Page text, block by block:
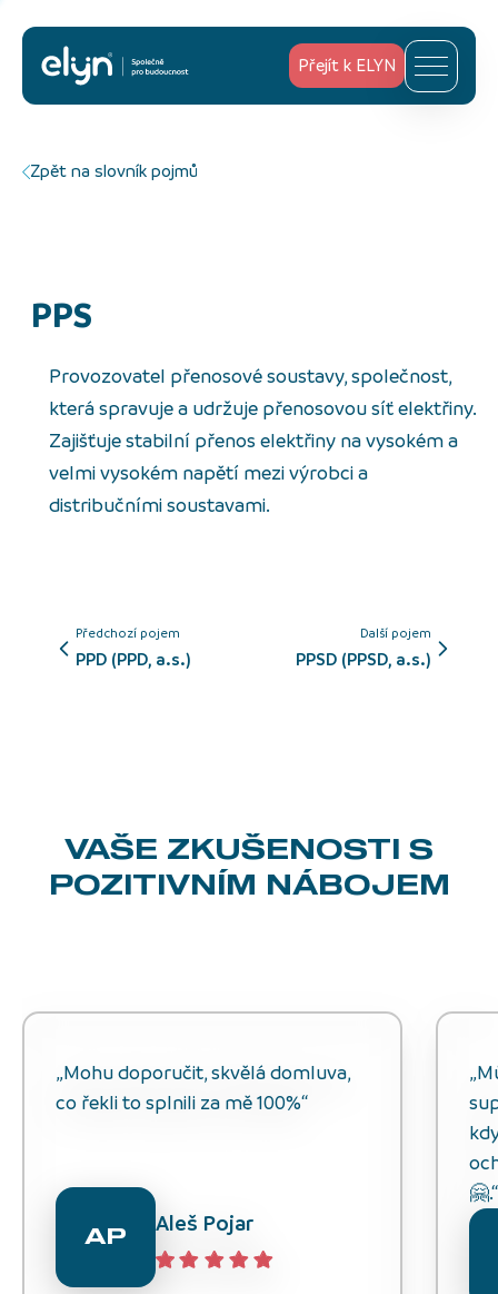
Přejít k ELYN
Zpět na slovník pojmů
PPS
Provozovatel přenosové soustavy, společnost,
která spravuje a udržuje přenosovou síť elektřiny.
Zajišťuje stabilní přenos elektřiny na vysokém a
velmi vysokém napětí mezi výrobci a
distribučními soustavami.
Předchozí pojem
PPD (PPD, a.s.)
Další pojem
PPSD (PPSD, a.s.)
VAŠE ZKUŠENOSTI S
POZITIVNÍM NÁBOJEM
„Mohu doporučit, skvělá domluva,
co řekli to splnili za mě 100%“
AP Aleš Pojar